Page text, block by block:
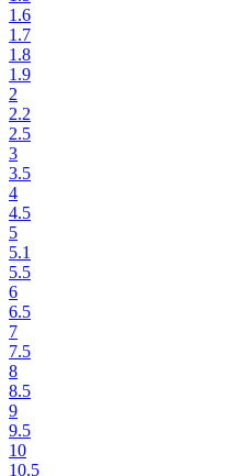
1.6
1.7
1.8
1.9
2
2.2
2.5
3
3.5
4
4.5
5
5.1
5.5
6
6.5
7
7.5
8
8.5
9
9.5
10
10.5